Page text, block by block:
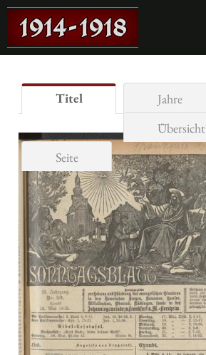
Titel
Jahre
Übersicht
Seite